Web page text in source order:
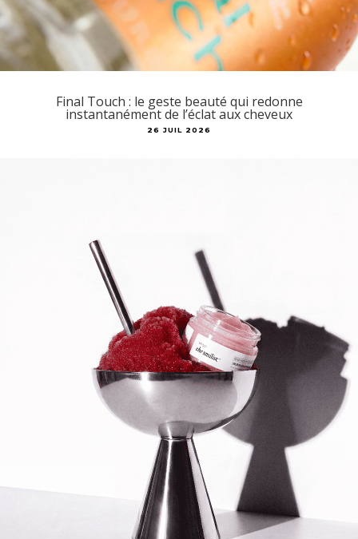
Final Touch : le geste beauté qui redonne
instantanément de l’éclat aux cheveux
26 JUIL 2026